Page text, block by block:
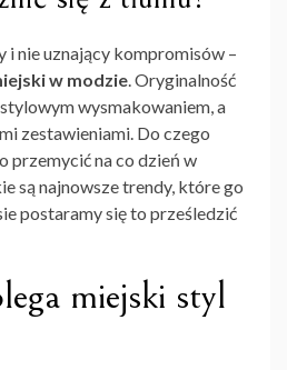
i nie uznający kompromisów –
w modzie . Oryginalność
wysmakowaniem, a
zestawieniami. Do czego
przemycić na co dzień w
są najnowsze trendy, które go
postaramy się to prześledzić
miejski styl